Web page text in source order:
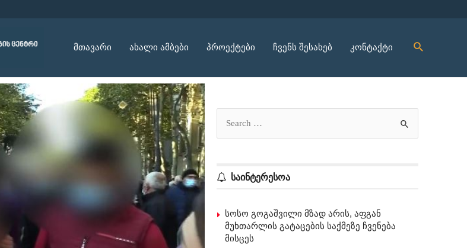
მთავარი ახალი ამბები პროექტები ჩვენს შესახებ კონტაქტი
საინტერესოა
სოსო გოგაშვილი მზად არის, აფგან
მუხთარლის გატაცების საქმეზე ჩვენება
მისცეს